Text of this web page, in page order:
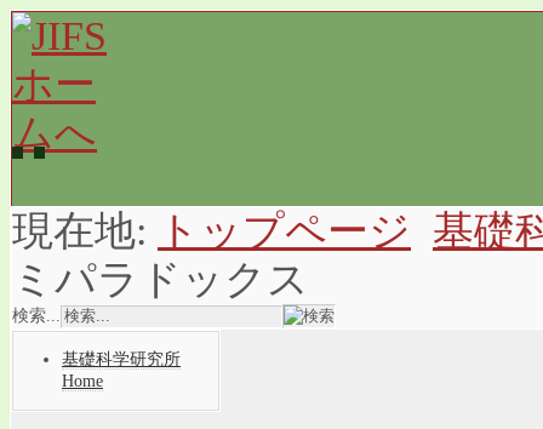
現在地: トップページ 基礎
ミパラドックス
検索...
基礎科学研究所
Home